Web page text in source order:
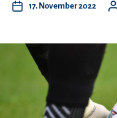
17. November 2022